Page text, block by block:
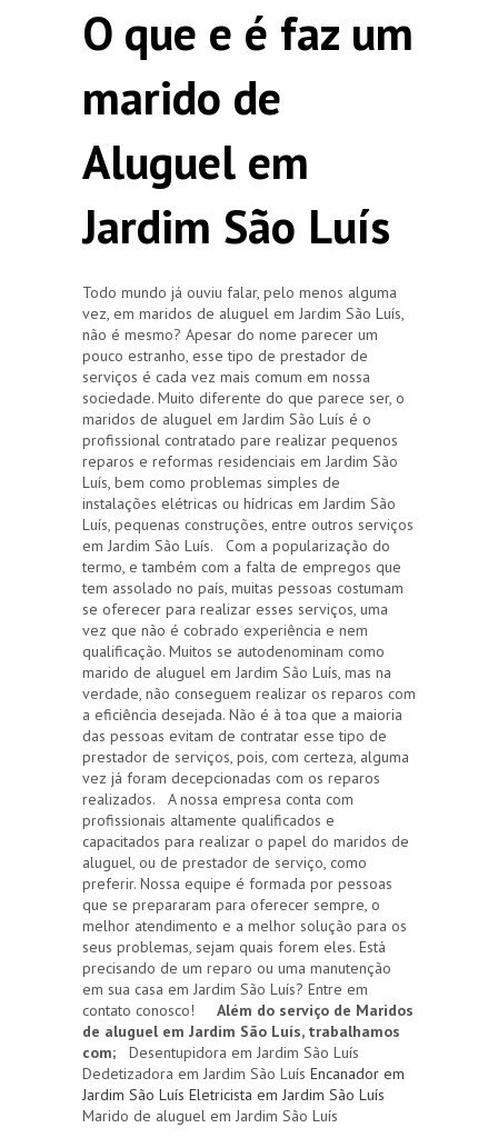
O que e é faz um
marido de
Aluguel em
Jardim São Luís
Todo mundo já ouviu falar, pelo menos alguma
vez, em maridos de aluguel em Jardim São Luís,
não é mesmo? Apesar do nome parecer um
pouco estranho, esse tipo de prestador de
serviços é cada vez mais comum em nossa
sociedade. Muito diferente do que parece ser, o
maridos de aluguel em Jardim São Luís é o
profissional contratado pare realizar pequenos
reparos e reformas residenciais em Jardim São
Luís, bem como problemas simples de
instalações elétricas ou hídricas em Jardim São
Luís, pequenas construções, entre outros serviços
em Jardim São Luís. Com a popularização do
termo, e também com a falta de empregos que
tem assolado no país, muitas pessoas costumam
se oferecer para realizar esses serviços, uma
vez que não é cobrado experiência e nem
qualificação. Muitos se autodenominam como
marido de aluguel em Jardim São Luís, mas na
verdade, não conseguem realizar os reparos com
a eficiência desejada. Não é à toa que a maioria
das pessoas evitam de contratar esse tipo de
prestador de serviços, pois, com certeza, alguma
vez já foram decepcionadas com os reparos
realizados. A nossa empresa conta com
profissionais altamente qualificados e
capacitados para realizar o papel do maridos de
aluguel, ou de prestador de serviço, como
preferir. Nossa equipe é formada por pessoas
que se prepararam para oferecer sempre, o
melhor atendimento e a melhor solução para os
seus problemas, sejam quais forem eles. Está
precisando de um reparo ou uma manutenção
em sua casa em Jardim São Luís? Entre em
contato conosco! Além do serviço de Maridos
de aluguel em Jardim São Luís, trabalhamos
com; Desentupidora em Jardim São Luís
Dedetizadora em Jardim São Luís Encanador em
Jardim São Luís Eletricista em Jardim São Luís
Marido de aluguel em Jardim São Luís